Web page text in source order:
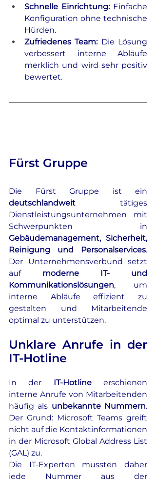
Schnelle Einrichtung: Einfache
Konfiguration ohne technische
Hürden.
Zufriedenes Team: Die Lösung
verbessert interne Abläufe
merklich und wird sehr positiv
bewertet.
Fürst Gruppe
deutschlandweit tätiges
Dienstleistungsunternehmen mit
Gebäudemanagement, Sicherheit,
Reinigung und Personalservices.
Der Unternehmensverbund setzt
auf moderne IT- und
Kommunikationslösungen, um
interne Abläufe effizient zu
gestalten und Mitarbeitende
optimal zu unterstützen.
Unklare Anrufe in der
IT-Hotline
In der IT-Hotline erschienen
interne Anrufe von Mitarbeitenden
häufig als unbekannte Nummern.
Der Grund: Microsoft Teams greift
nicht auf die Kontaktinformationen
in der Microsoft Global Address List
(GAL) zu.
Die IT-Experten mussten daher
jede Nummer aus der